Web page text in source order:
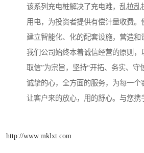
该系列充电桩解决了充电难，乱拉乱
用电，为投资者提供有偿计量收费。
建立智能化、化的配套设施，营造和
我们公司始终本着诚信经营的原则，
取信”为宗旨，坚持“开拓、务实、守
诚挚的心，全方面的服务，为每一个
让客户来的放心，用的舒心。与您携
http://www.mklxt.com